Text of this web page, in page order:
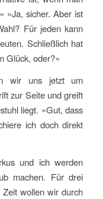
»Ja, sicher. Aber ist
Für jeden kann
Schließlich hat
Glück, oder?«
wir uns jetzt um
zur Seite und greift
liegt. »Gut, dass
ich doch direkt
und ich werden
machen. Für drei
wollen wir durch